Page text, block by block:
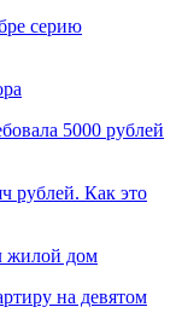
серию
5000 рублей
рублей. Как это
жилой дом
на девятом